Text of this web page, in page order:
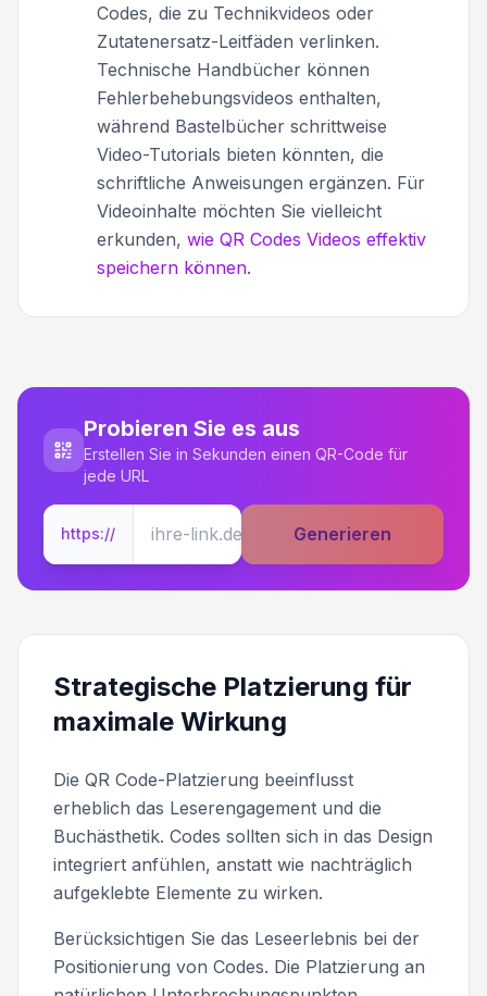
Codes, die zu Technikvideos oder
Zutatenersatz-Leitfäden verlinken.
Technische Handbücher können
Fehlerbehebungsvideos enthalten,
während Bastelbücher schrittweise
Video-Tutorials bieten könnten, die
schriftliche Anweisungen ergänzen. Für
Videoinhalte möchten Sie vielleicht
erkunden, wie QR Codes Videos effektiv
speichern können.
Probieren Sie es aus
Erstellen Sie in Sekunden einen QR-Code für
jede URL
https:// Generieren
Strategische Platzierung für
maximale Wirkung
Die QR Code-Platzierung beeinflusst
erheblich das Leserengagement und die
Buchästhetik. Codes sollten sich in das Design
integriert anfühlen, anstatt wie nachträglich
aufgeklebte Elemente zu wirken.
Berücksichtigen Sie das Leseerlebnis bei der
Positionierung von Codes. Die Platzierung an